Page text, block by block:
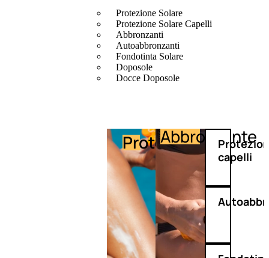
Protezione Solare
Protezione Solare Capelli
Abbronzanti
Autoabbronzanti
Fondotinta Solare
Doposole
Docce Doposole
Protezione
Abbronzante
capelli